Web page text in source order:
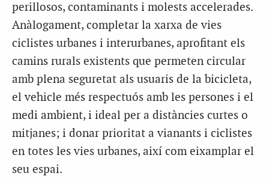
perillosos, contaminants i molests accelerades.
Anàlogament, completar la xarxa de vies
ciclistes urbanes i interurbanes, aprofitant els
camins rurals existents que permeten circular
amb plena seguretat als usuaris de la bicicleta,
el vehicle més respectuós amb les persones i el
medi ambient, i ideal per a distàncies curtes o
mitjanes; i donar prioritat a vianants i ciclistes
en totes les vies urbanes, així com eixamplar el
seu espai.